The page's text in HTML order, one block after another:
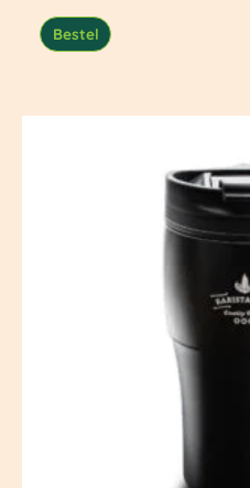
Bestel